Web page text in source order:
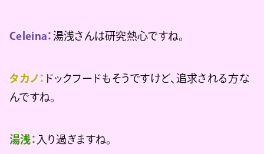
Celeina： 湯浅さんは研究熱心ですね。
タカノ： ドックフードもそうですけど、追求される方な
んですね。
湯浅： 入り過ぎますね。